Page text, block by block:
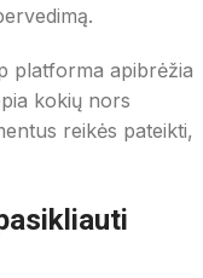
platforma apibrėžia
kokių nors
reikės pateikti,